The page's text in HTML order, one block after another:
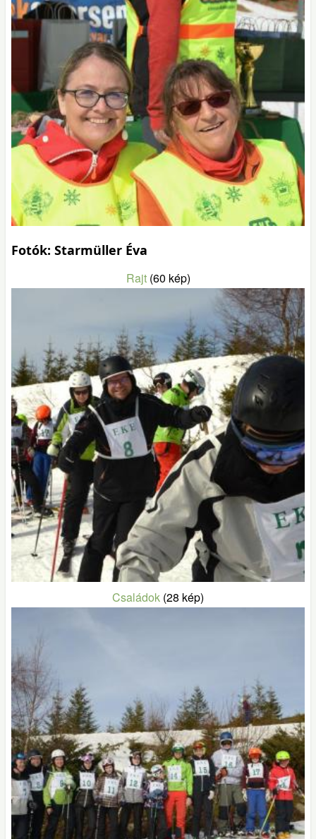
Fotók: Starmüller Éva
Rajt (60 kép)
Családok (28 kép)